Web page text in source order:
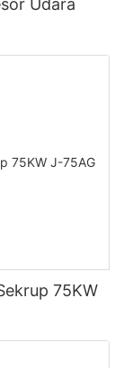
Udara
75KW